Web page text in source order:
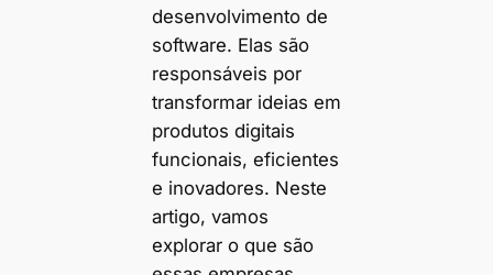
desenvolvimento de
software. Elas são
responsáveis por
transformar ideias em
produtos digitais
funcionais, eficientes
e inovadores. Neste
artigo, vamos
explorar o que são